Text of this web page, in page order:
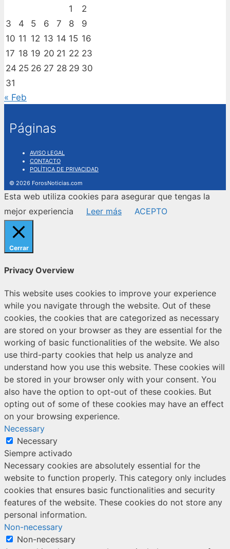
1
2
3
4 5 6 7 8
9
10 11 12 13 14 15 16
17 18 19 20 21 22 23
24 25 26 27 28 29 30
31
« Feb
Páginas
AVISO LEGAL
CONTACTO
POLÍTICA DE PRIVACIDAD
© 2026 ForosNoticias.com
Esta web utiliza cookies para asegurar que tengas la
mejor experiencia
Leer más ACEPTO
Cerrar
Privacy Overview
This website uses cookies to improve your experience
while you navigate through the website. Out of these
cookies, the cookies that are categorized as necessary
are stored on your browser as they are essential for the
working of basic functionalities of the website. We also
use third-party cookies that help us analyze and
understand how you use this website. These cookies will
be stored in your browser only with your consent. You
also have the option to opt-out of these cookies. But
opting out of some of these cookies may have an effect
on your browsing experience.
Necessary
Necessary
Siempre activado
Necessary cookies are absolutely essential for the
website to function properly. This category only includes
cookies that ensures basic functionalities and security
features of the website. These cookies do not store any
personal information.
Non-necessary
Non-necessary